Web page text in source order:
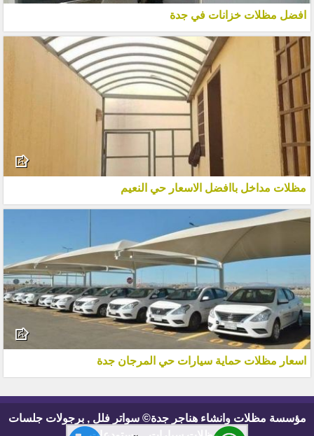
افضل مظلات خزانات في جدة
مظلات مداخل باافضل الاسعار حي النعيم
اسعار مظلات حماية سيارات حي المرجان جدة
مؤسسة مظلات وانشاء هناجر جدة© سواتر فلل , برجولات جلسات